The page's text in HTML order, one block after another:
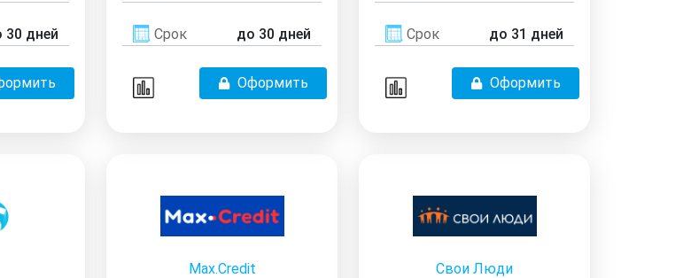
30 дней Срок до 30 дней
Оформить
Срок до 31 дней
Оформить
Max.Credit Свои Люди